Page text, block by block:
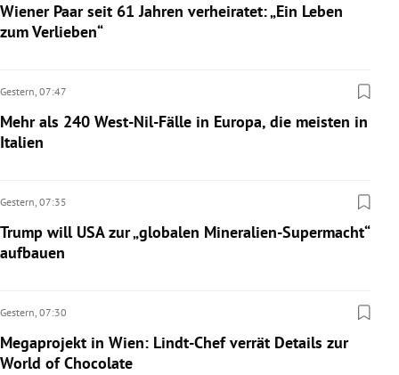
Wiener Paar seit 61 Jahren verheiratet: „Ein Leben
zum Verlieben“
Gestern, 07:47
Mehr als 240 West-Nil-Fälle in Europa, die meisten in
Italien
Gestern, 07:35
Trump will USA zur „globalen Mineralien-Supermacht“
aufbauen
Gestern, 07:30
Megaprojekt in Wien: Lindt-Chef verrät Details zur
World of Chocolate